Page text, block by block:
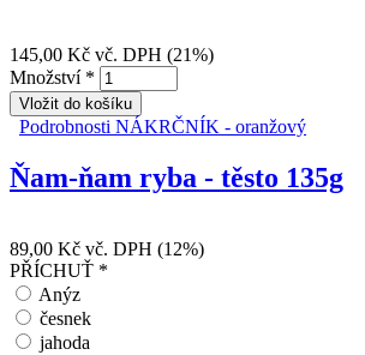
145,00 Kč vč. DPH (21%)
Množství *
Podrobnosti NÁKRČNÍK - oranžový
Ňam-ňam ryba - těsto 135g
89,00 Kč vč. DPH (12%)
PŘÍCHUŤ *
Anýz
česnek
jahoda